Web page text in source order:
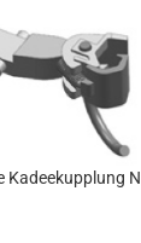
Kadeekupplung